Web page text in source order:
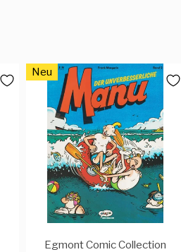
Neu
Egmont Comic Collection